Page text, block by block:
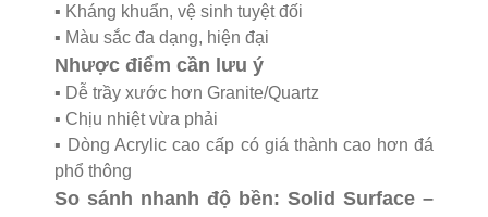
▪️ Kháng khuẩn, vệ sinh tuyệt đối
▪️ Màu sắc đa dạng, hiện đại
Nhược điểm cần lưu ý
▪️ Dễ trầy xước hơn Granite/Quartz
▪️ Chịu nhiệt vừa phải
▪️ Dòng Acrylic cao cấp có giá thành cao hơn đá
phổ thông
So sánh nhanh độ bền: Solid Surface –